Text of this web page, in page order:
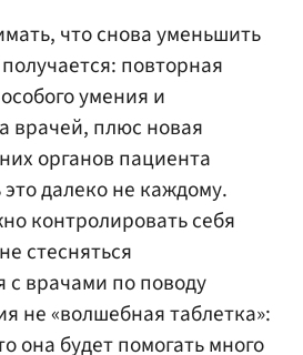
что снова уменьшить
повторная
умения и
врачей, плюс новая
органов пациента
далеко не каждому.
контролировать себя
стесняться
с врачами по поводу
не «волшебная таблетка»:
она будет помогать много